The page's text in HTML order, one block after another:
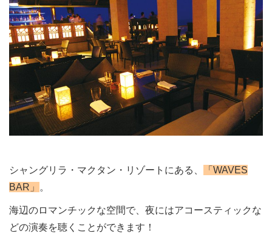
シャングリラ・マクタン・リゾートにある、
「WAVES
BAR」
。
海辺のロマンチックな空間で、夜にはアコースティックな
どの演奏を聴くことができます！